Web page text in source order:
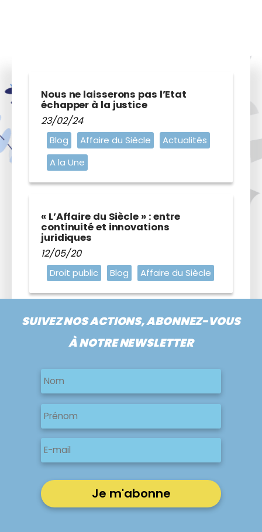
Nous ne laisserons pas l’Etat
échapper à la justice
23/02/24
Blog Affaire du Siècle
Actualités
A la Une
« L’Affaire du Siècle » : entre
continuité et innovations
juridiques
12/05/20
Droit public Blog Affaire du Siècle
SUIVEZ NOS ACTIONS, ABONNEZ-VOUS
À NOTRE NEWSLETTER
Nom
Nom
Nom
Prénom
E-
mail